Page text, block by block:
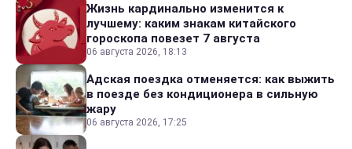
Жизнь кардинально изменится к
лучшему: каким знакам китайского
гороскопа повезет 7 августа
06 августа 2026, 18:13
Адская поездка отменяется: как выжить
в поезде без кондиционера в сильную
жару
06 августа 2026, 17:25